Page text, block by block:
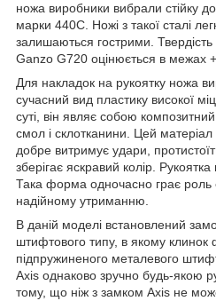
ножа виробники вибрали стійку
марки 440С. Ножі з такої сталі
залишаються гострими.
Ganzo G720 оцінюється в межах
Для накладок на рукоятку ножа
сучасний вид пластику високої
суті, він являє собою
смол і склотканини. Цей матеріал
добре витримує удари,
зберігає яскравий колір.
Така форма одночасно грає роль
надійному утриманню.
В даній моделі встановлений
штифтового типу, в якому клинок
підпружиненого металевого
Axis однаково зручно будь-якою
тому, що ніж з замком Axis не